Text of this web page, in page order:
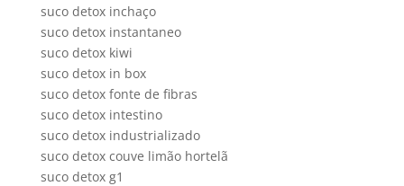
suco detox inchaço
suco detox instantaneo
suco detox kiwi
suco detox in box
suco detox fonte de fibras
suco detox intestino
suco detox industrializado
suco detox couve limão hortelã
suco detox g1